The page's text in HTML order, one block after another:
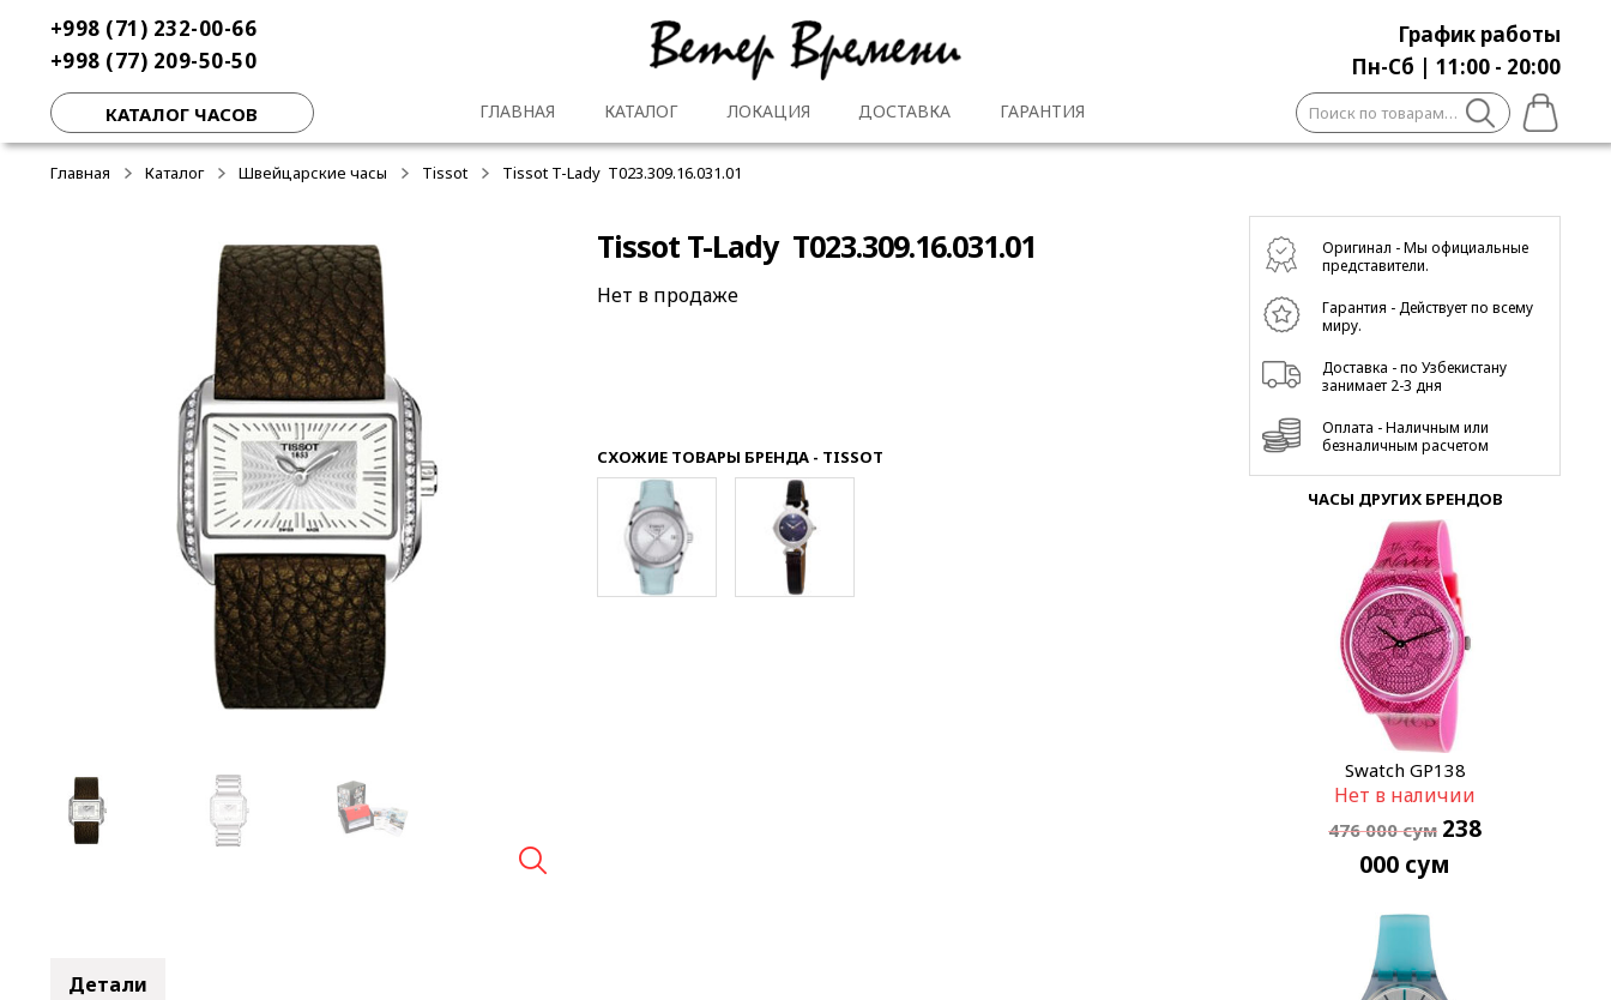
навигации
содержимому
+998 (71) 232-00-66
+998 (77) 209-50-50
График работы
Пн-Сб | 11:00 - 20:00
КАТАЛОГ ЧАСОВ ГЛАВНАЯ КАТАЛОГ ЛОКАЦИЯ ДОСТАВКА ГАРАНТИЯ Искать:
Главная Каталог Швейцарские часы Tissot Tissot T-Lady T023.309.16.031.01
Tissot T-Lady T023.309.16.031.01
Нет в продаже
СХОЖИЕ ТОВАРЫ БРЕНДА - TISSOT
Детали
Оригинал - Мы официальные
представители.
Гарантия - Действует по всему
миру.
Доставка - по Узбекистану
занимает 2-3 дня
Оплата - Наличным или
безналичным расчетом
ЧАСЫ ДРУГИХ БРЕНДОВ
Swatch GP138
-50%
Нет в наличии
476 000сум 238
000 сум
-50%
-50%